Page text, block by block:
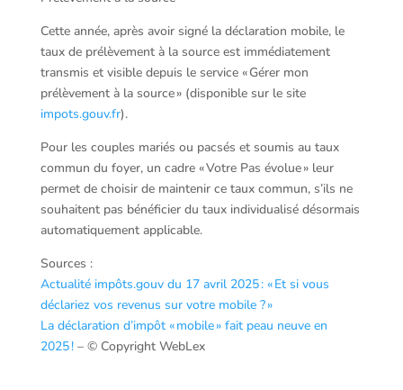
Cette année, après avoir signé la déclaration mobile, le
taux de prélèvement à la source est immédiatement
transmis et visible depuis le service « Gérer mon
prélèvement à la source » (disponible sur le site
impots.gouv.fr).
Pour les couples mariés ou pacsés et soumis au taux
commun du foyer, un cadre « Votre Pas évolue » leur
permet de choisir de maintenir ce taux commun, s’ils ne
souhaitent pas bénéficier du taux individualisé désormais
automatiquement applicable.
Sources :
Actualité impôts.gouv du 17 avril 2025 : « Et si vous
déclariez vos revenus sur votre mobile ? »
La déclaration d’impôt « mobile » fait peau neuve en
2025 ! – © Copyright WebLex